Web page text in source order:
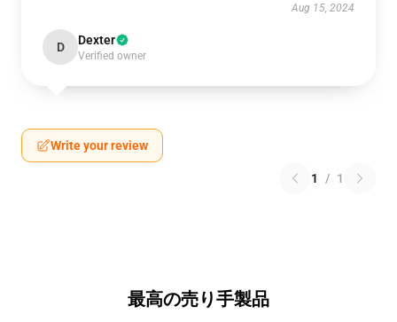
Aug 15, 2024
D Dexter
Verified owner
Write your review
1 / 1
最高の売り手製品